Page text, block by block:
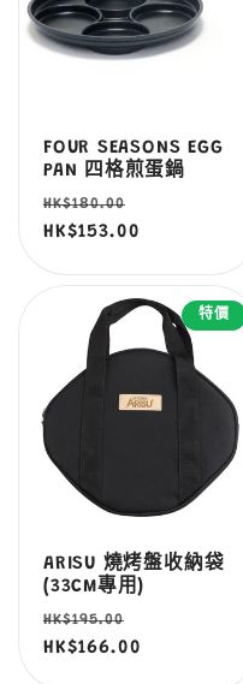
FOUR SEASONS EGG
PAN 四格煎蛋鍋
定
價
HK$180.00
價
HK$153.00
特價
ARISU 燒烤盤收納袋
(33CM專用)
定
價
HK$195.00
價
HK$166.00